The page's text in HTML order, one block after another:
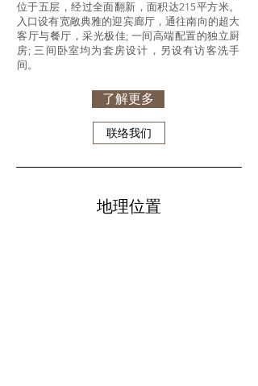
位于五层，经过全面翻新，面积达215平方米。
入口设有宽敞典雅的迎宾廊厅，通往南向的超大
客厅与餐厅，采光极佳; 一间高端配置的独立厨
房; 三间卧室均为套房设计，另设有访客洗手
间。
了解更多
联络我们
地理位置